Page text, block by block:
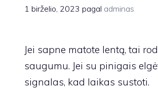
1 birželio, 2023 pagal adminas
Jei sapne matote lentą, tai
saugumu. Jei su pinigais
signalas, kad laikas sustoti.